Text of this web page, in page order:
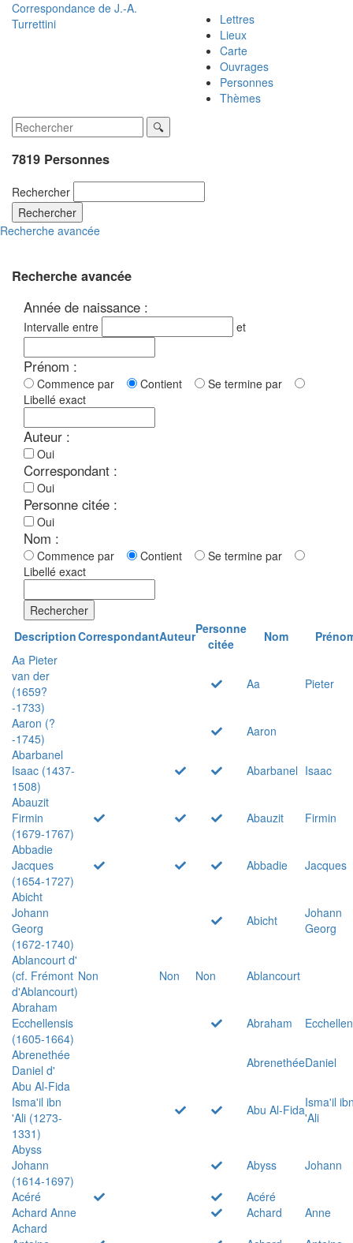
Correspondance de J.-A.
Turrettini
Lettres
Lieux
Carte
Ouvrages
Personnes
Thèmes
7819 Personnes
Rechercher
Rechercher
Recherche avancée
Recherche avancée
Année de naissance :
Intervalle entre et
Prénom :
Commence par Contient
Se termine par
Libellé exact
Auteur :
Oui
Correspondant :
Oui
Personne citée :
Oui
Nom :
Commence par Contient
Se termine par
Libellé exact
Rechercher
DescriptionCorrespondantAuteurPersonne
citée
Nom
Aa Pieter
van der
(1659?
-1733)
Aa Pieter
Aaron (?
-1745)
Aaron
Abarbanel
Isaac (1437-
1508)
Abarbanel Isaac
Abauzit
Firmin
(1679-1767)
Abauzit
Firmin
Abbadie
Jacques
(1654-1727)
Abbadie
Jacques
Abicht
Johann
Georg
(1672-1740)
Abicht
Johann
Georg
Ablancourt d'
(cf. Frémont
d'Ablancourt)
Non Non Non
Ablancourt
Abraham
Ecchellensis
(1605-1664)
Abraham
Abrenethée
Daniel d'
AbrenethéeDaniel
Abu Al-Fida
Isma'il ibn
'Ali (1273-
1331)
Abu Al-FidaIsma'il
'Ali
Abyss
Johann
(1614-1697)
Abyss
Johann
Acéré
Acéré
Achard Anne
Achard
Anne
Achard